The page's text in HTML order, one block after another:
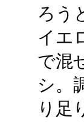
ろう
イエ
で混
シ。
り足